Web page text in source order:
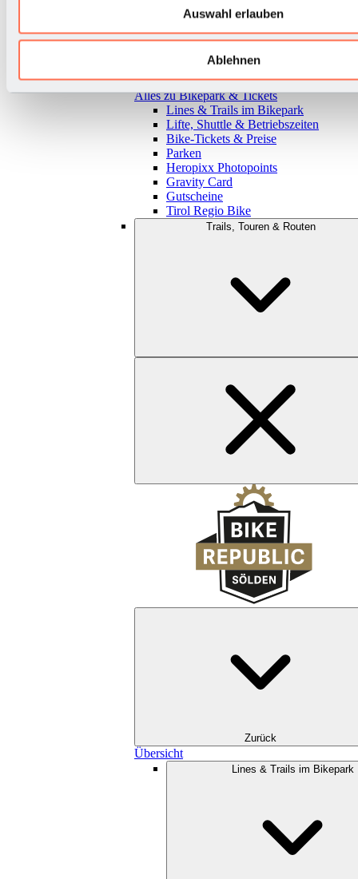
Auswahl erlauben
Ablehnen
Zurück
Alles zu Bikepark & Tickets
Lines & Trails im Bikepark
Lifte, Shuttle & Betriebszeiten
Bike-Tickets & Preise
Parken
Heropixx Photopoints
Gravity Card
Gutscheine
Tirol Regio Bike
Trails, Touren & Routen
Zurück
Übersicht
Lines & Trails im Bikepark